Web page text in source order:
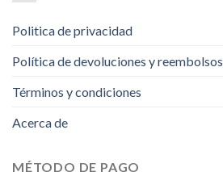
Politica de privacidad
Política de devoluciones y reembolsos
Términos y condiciones
Acerca de
MÉTODO DE PAGO